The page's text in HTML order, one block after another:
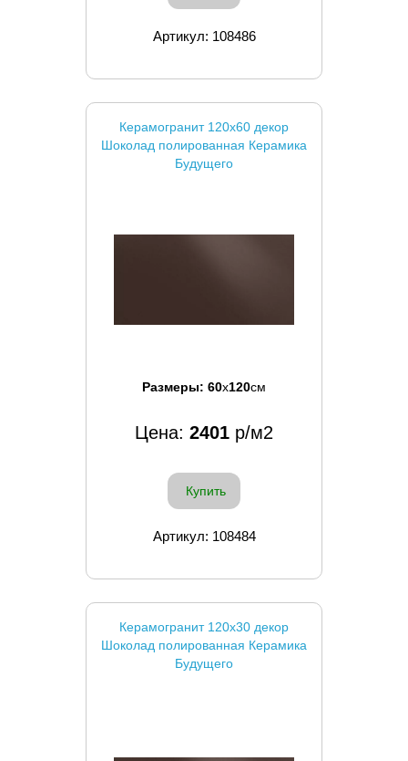
Артикул: 108486
Керамогранит 120x60 декор
Шоколад полированная Керамика
Будущего
Размеры: 60x120см
Цена: 2401 р/м2
Купить
Артикул: 108484
Керамогранит 120x30 декор
Шоколад полированная Керамика
Будущего